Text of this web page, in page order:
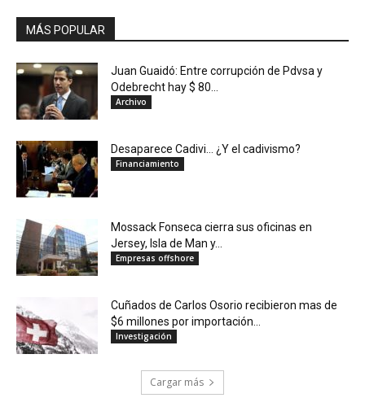
MÁS POPULAR
Juan Guaidó: Entre corrupción de Pdvsa y
Odebrecht hay $ 80...
Archivo
Desaparece Cadivi… ¿Y el cadivismo?
Financiamiento
Mossack Fonseca cierra sus oficinas en
Jersey, Isla de Man y...
Empresas offshore
Cuñados de Carlos Osorio recibieron mas de
$6 millones por importación...
Investigación
Cargar más